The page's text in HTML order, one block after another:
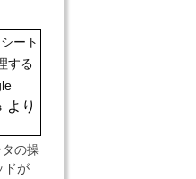
ート
する
より
の操
ドが